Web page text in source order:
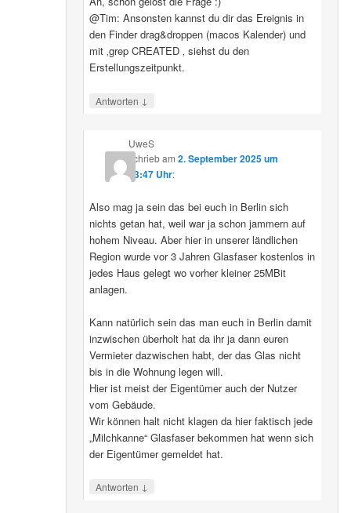
@Tim: Ansonsten kannst du dir das Ereignis in
den Finder drag&droppen (macos Kalender) und
mit ‚grep CREATED ‚ siehst du den
Erstellungszeitpunkt.
Antworten ↓
UweS
schriebam 2. September 2025 um
13:47 Uhr:
Also mag ja sein das bei euch in Berlin sich
nichts getan hat, weil war ja schon jammern auf
hohem Niveau. Aber hier in unserer ländlichen
Region wurde vor 3 Jahren Glasfaser kostenlos in
jedes Haus gelegt wo vorher kleiner 25MBit
anlagen.
Kann natürlich sein das man euch in Berlin damit
inzwischen überholt hat da ihr ja dann euren
Vermieter dazwischen habt, der das Glas nicht
bis in die Wohnung legen will.
Hier ist meist der Eigentümer auch der Nutzer
vom Gebäude.
Wir können halt nicht klagen da hier faktisch jede
„Milchkanne“ Glasfaser bekommen hat wenn sich
der Eigentümer gemeldet hat.
Antworten ↓